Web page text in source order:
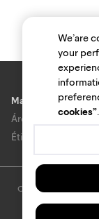
Marcas e lojas
Área do anunciante
Ética e Integridade
O uso deste site
We’are
your
cookies”.